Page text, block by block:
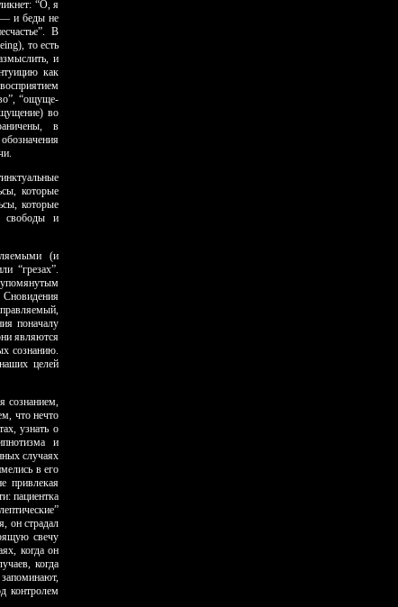
“О, я
— и беды не
В
то есть
и
как
“ощуще­
во
в
которые
которые
свободы и
(и
“грезах”.
Сновидения
поначалу
являются
созна­нию.
целей
сознанием,
что нечто
узнать о
и
случаях
в его
привлекая
пациентка
он страдал
свечу
когда он
когда
контролем